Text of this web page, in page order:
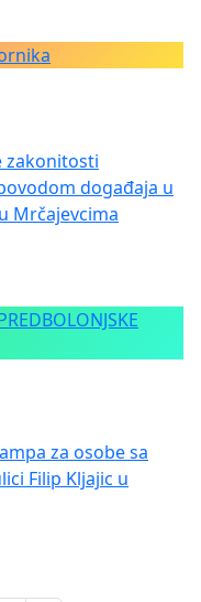
zakonitosti
događaja u
Mrčajevcima
za osobe sa
Filip Kljajic u